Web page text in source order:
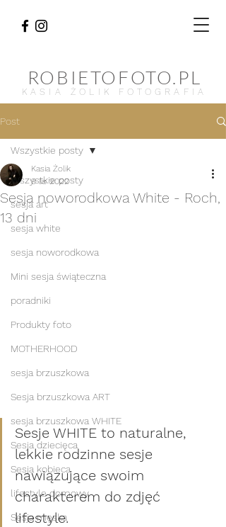
ROBIETOFOTO.PL
KASIA ŻOLIK FOTOGRAFIA
Post
Wszystkie posty
sesja art
sesja white
sesja noworodkowa
Mini sesja świąteczna
poradniki
Produkty foto
MOTHERHOOD
sesja brzuszkowa
Sesja brzuszkowa ART
sesja brzuszkowa WHITE
Sesja dziecięca
Sesja kobieca
lifestyle domowy
Sesja męska
Wszystkie posty
Sesja noworodkowa White - Roch,
13 dni
Kasia Żolik
9 lis 2022
Sesje WHITE to naturalne,
lekkie rodzinne sesje
nawiązujące swoim
charakterem do zdjęć
lifestyle.